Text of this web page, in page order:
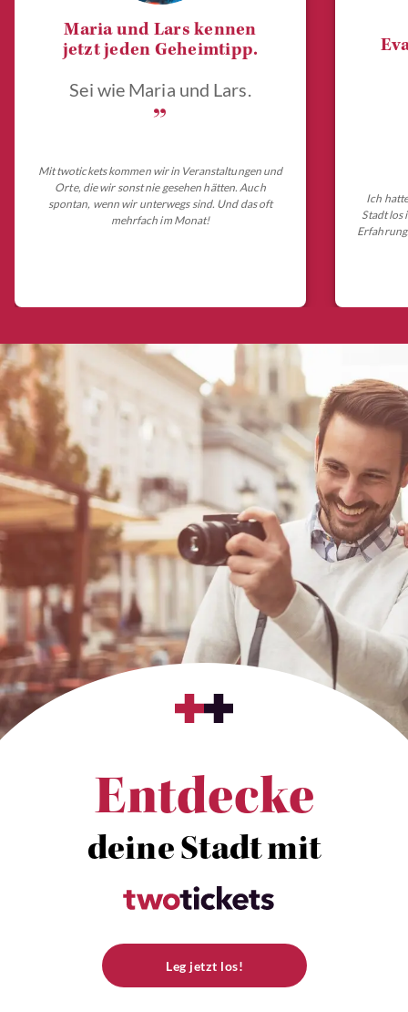
Maria und Lars kennen
jetzt jeden Geheimtipp.
Sei wie Maria und Lars.
„
Mit twotickets kommen wir in Veranstaltungen und
Orte, die wir sonst nie gesehen hätten. Auch
spontan, wenn wir unterwegs sind. Und das oft
mehrfach im Monat!
Ich
Stadt los
Entdecke
deine Stadt mit
Leg jetzt los!